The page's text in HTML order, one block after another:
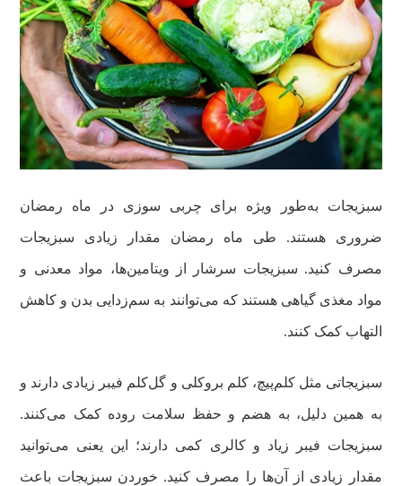
سبزیجات به‌طور ویژه برای چربی سوزی در ماه رمضان
ضروری هستند. طی ماه رمضان مقدار زیادی سبزیجات
مصرف کنید. سبزیجات سرشار از ویتامین‌ها، مواد معدنی و
مواد مغذی گیاهی هستند که می‌توانند به سم‌زدایی بدن و کاهش
التهاب کمک کنند.
سبزیجاتی مثل کلم‌پیچ، کلم بروکلی و گل‌کلم فیبر زیادی دارند و
به همین دلیل، به هضم و حفظ سلامت روده کمک می‌کنند.
سبزیجات فیبر زیاد و کالری کمی دارند؛ این یعنی می‌توانید
مقدار زیادی از آن‌ها را مصرف کنید. خوردن سبزیجات باعث